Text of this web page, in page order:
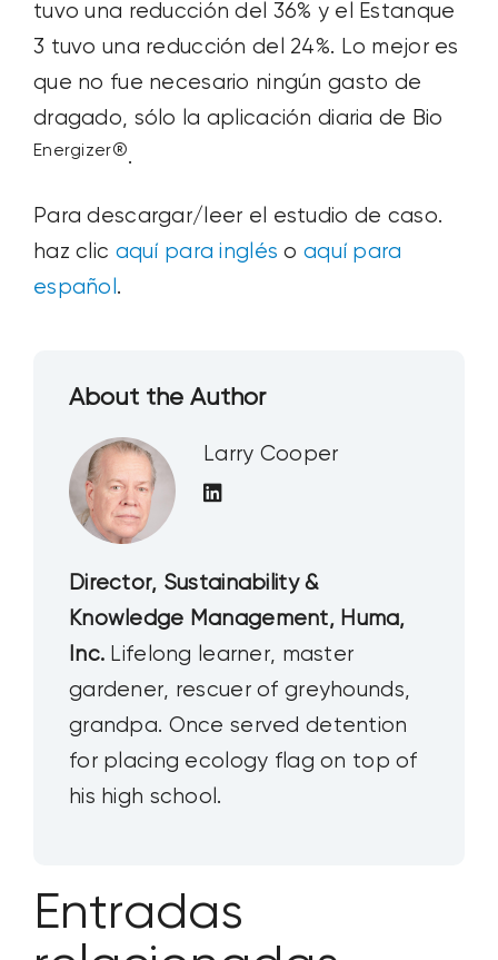
tuvo una reducción del 36% y el Estanque
3 tuvo una reducción del 24%. Lo mejor es
que no fue necesario ningún gasto de
dragado, sólo la aplicación diaria de Bio
Energizer®.
Para descargar/leer el estudio de caso.
haz clic aquí para inglés o aquí para
español .
About the Author
Larry Cooper
Director, Sustainability &
Knowledge Management, Huma,
Inc. Lifelong learner, master
gardener, rescuer of greyhounds,
grandpa. Once served detention
for placing ecology flag on top of
his high school.
Entradas